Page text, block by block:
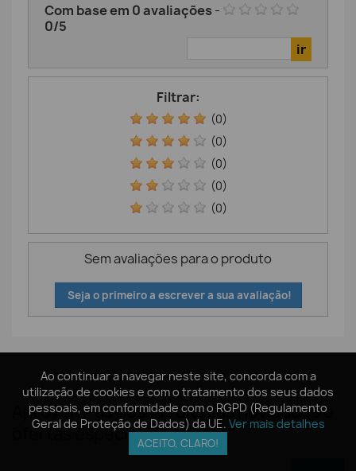
Ao continuar a navegar neste site, concorda com a
utilização de cookies e com o tratamento dos seus dados
pessoais, em conformidade com o RGPD (Regulamento
Geral de Proteção de Dados) da UE. Ver mais detalhes
ACEITO, CLARO!
Com base em 0avaliações-
0/5
Filtrar:
(0)
(0)
(0)
(0)
(0)
Sem avaliações para o produto
Seja o primeiro a escrever a sua avaliação!
Aproveite as nossas últimas novidades e
ofertas especiais
Ao continuar a navegar neste site, concorda com a
utilização de cookies e com o tratamento dos seus dados
pessoais, em conformidade com o RGPD (Regulamento
Geral de Proteção de Dados) da UE. Ver mais detalhes
ACEITO, CLARO!